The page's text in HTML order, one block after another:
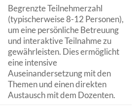
Begrenzte Teilnehmerzahl
(typischerweise 8-12 Personen),
um eine persönliche Betreuung
und interaktive Teilnahme zu
gewährleisten. Dies ermöglicht
eine intensive
Auseinandersetzung mit den
Themen und einen direkten
Austausch mit dem Dozenten.